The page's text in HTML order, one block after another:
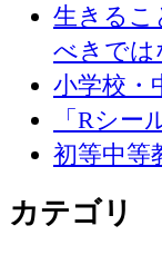
生きるこ
べきでは
小学校・
「Rシー
初等中等
カテゴリ